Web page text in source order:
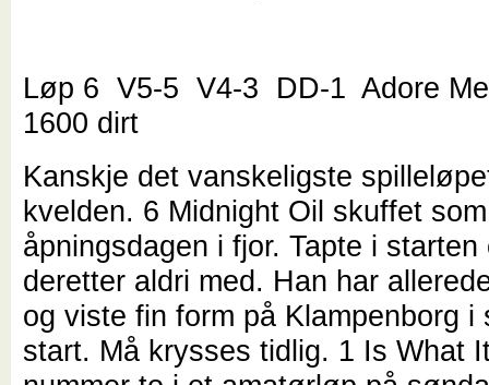
Løp 6 V5-5 V4-3 DD-1 Adore
1600 dirt
Kanskje det vanskeligste
kvelden. 6 Midnight Oil skuffet
åpningsdagen i fjor. Tapte i starten
deretter aldri med. Han har
og viste fin form på Klampenborg i
start. Må krysses tidlig. 1 Is What